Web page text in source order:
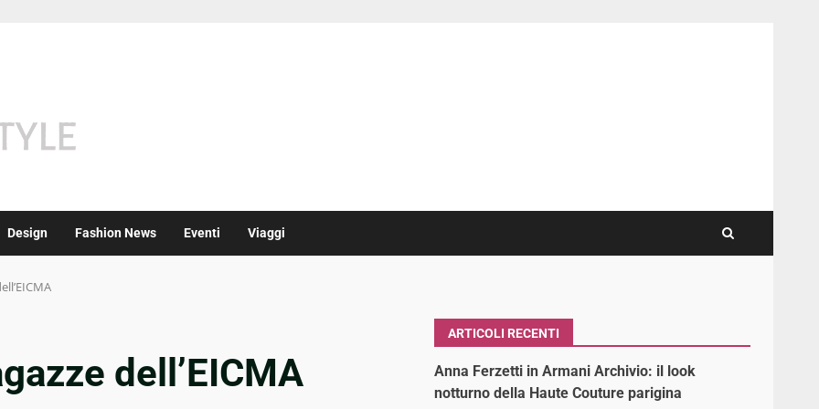
Design Fashion News Eventi Viaggi
dell’EICMA
ARTICOLI RECENTI
Anna Ferzetti in Armani Archivio: il look
notturno della Haute Couture parigina